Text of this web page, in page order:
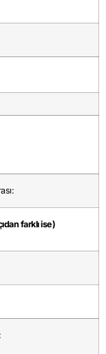
farklı ise)